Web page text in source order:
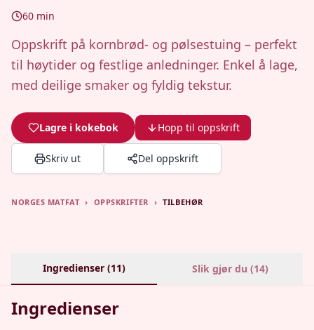
60 min
Oppskrift på kornbrød- og pølsestuing – perfekt
til høytider og festlige anledninger. Enkel å lage,
med deilige smaker og fyldig tekstur.
Lagre i kokebok Hopp til oppskrift
Skriv ut Del oppskrift
NORGES MATFAT › OPPSKRIFTER › TILBEHØR
Ingredienser (11) Slik gjør du (14)
Ingredienser